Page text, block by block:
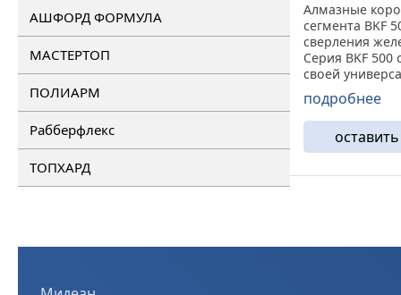
АШФОРД ФОРМУЛА
МАСТЕРТОП
ПОЛИАРМ
Рабберфлекс
ТОПХАРД
Алмазные
сегмента BKF
сверления
Серия BKF 500
своей
Такие коронки
спектр
до 5 кВт).
сверление
подробнее